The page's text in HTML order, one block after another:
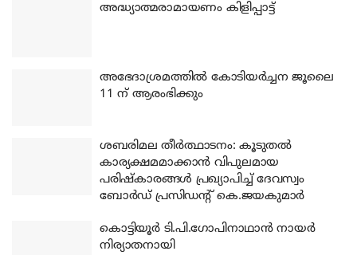
അദ്ധ്യാത്മരാമായണം കിളിപ്പാട്ട്
അഭേദാശ്രമത്തില്‍ കോടിയര്‍ച്ചന ജൂലൈ
11 ന് ആരംഭിക്കും
ശബരിമല തീര്‍ത്ഥാടനം: കൂടുതല്‍
കാര്യക്ഷമമാക്കാന്‍ വിപുലമായ
പരിഷ്‌കാരങ്ങള്‍ പ്രഖ്യാപിച്ച് ദേവസ്വം
ബോര്‍ഡ് പ്രസിഡന്റ് കെ.ജയകുമാര്‍
കൊട്ടിയൂര്‍ ടി.പി.ഗോപിനാഥാന്‍ നായര്‍
നിര്യാതനായി